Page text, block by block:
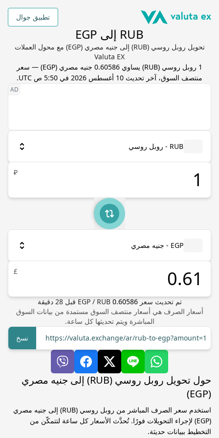
تطبيق جوال
RUB إلى EGP
تحويل روبل روسي (RUB) إلى جنيه مصري (EGP) مع محول العملات
Valuta EX
1 روبل روسي (
RUB) يساوي 0.60586 جنيه مصري (
EGP) — سعر
منتصف السوق، آخر تحديث 10 أغسطس 2026 في 5:50 ص UTC .
RUB - روبل روسي
₽
EGP - جنيه مصري
£
تم تحديث سعر EGP/ RUB 0.60586 قبل28 دقيقة
أسعار الصرف هي أسعار منتصف السوق مستمدة من بيانات السوق
المباشرة ويتم تحديثها كل ساعة.
https://valuta.exchange/ar/rub-to-egp?amount=1
نسخ
حول تحويل روبل روسي (RUB) إلى جنيه مصري
(EGP)
استخدم سعر الصرف المباشر من روبل روسي (RUB) إلى جنيه مصري
(EGP) لإجراء التحويلات فورًا. تُحدَّث الأسعار كل ساعة لتتمكّن من
التخطيط ببيانات حديثة.